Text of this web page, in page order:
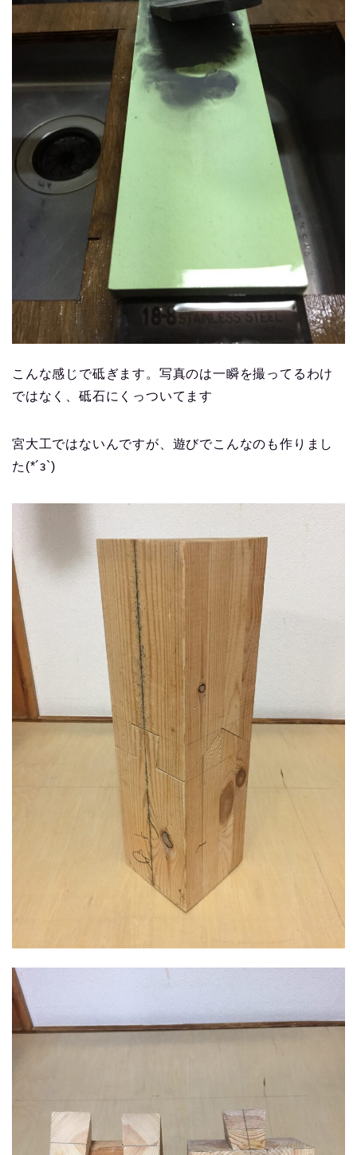
こんな感じで砥ぎます。写真のは一瞬を撮ってるわけ
ではなく、砥石にくっついてます
宮大工ではないんですが、遊びでこんなのも作りまし
た(*´з`)